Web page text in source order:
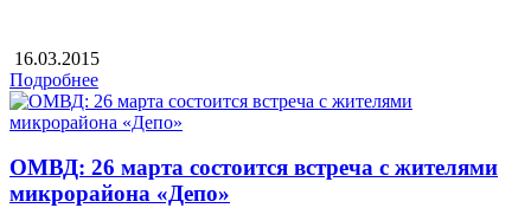
16.03.2015
Подробнее
ОМВД: 26 марта состоится встреча с жителями
микрорайона «Депо»